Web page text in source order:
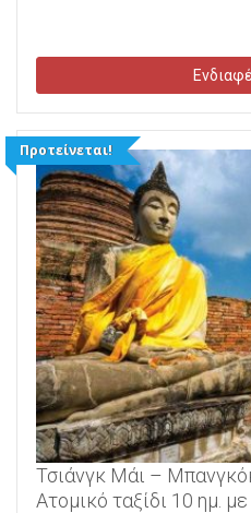
Προτείνεται!
Τσιάνγκ Μάι –
Ατομικό ταξίδι 10 ημ.